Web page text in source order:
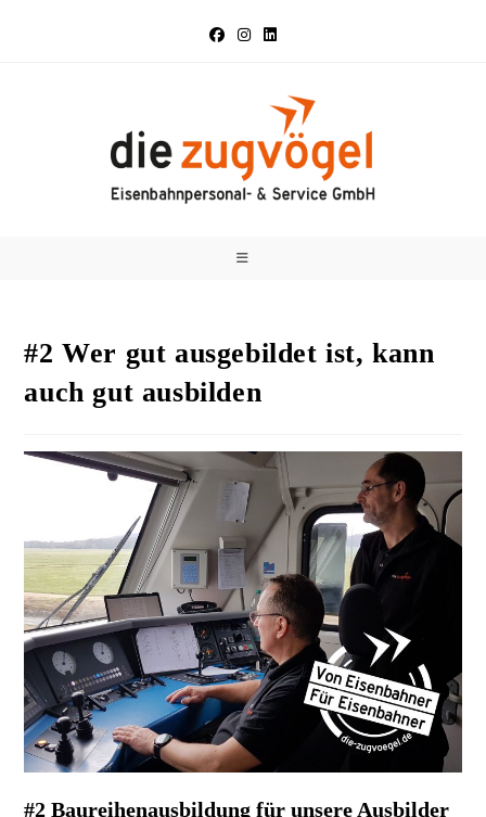
#2 Wer gut ausgebildet ist, kann
auch gut ausbilden
#2 Baureihenausbildung für unsere Ausbilder